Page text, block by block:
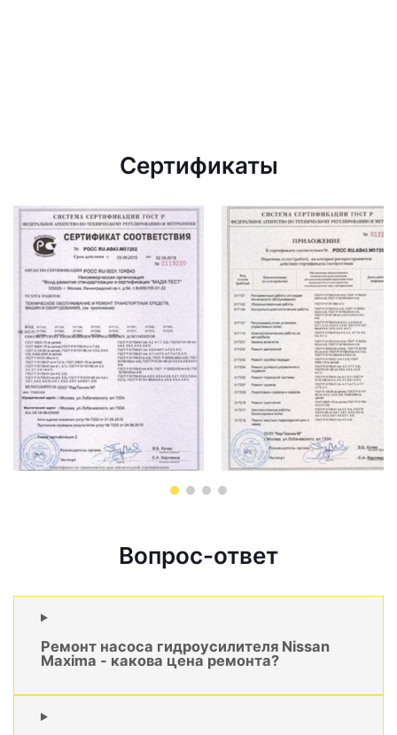
Сертификаты
Вопрос-ответ
Ремонт насоса гидроусилителя Nissan
Maxima - какова цена ремонта?